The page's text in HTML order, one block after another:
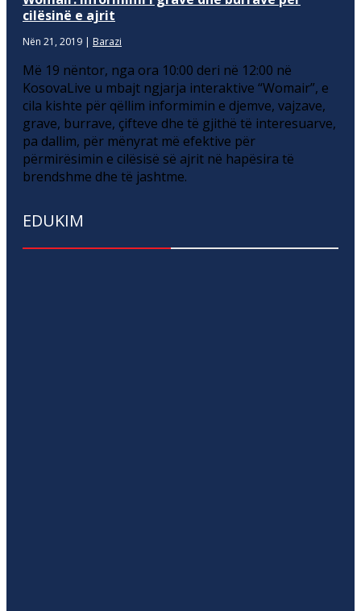
cilësinë e ajrit
Nën 21, 2019 | Barazi
Më 19 nëntor, nga ora 10:00 deri në 12:00 në
KosovaLive u mbajt ngjarja interaktive “Womair”, e
cila kishte për qëllim informimin e djemve, vajzave,
grave, burrave, çifteve dhe të gjithë të interesuarve,
pa dallim, për mënyrat më efektive për
përmirësimin e cilësisë së ajrit në hapësira të
brendshme dhe të jashtme.
EDUKIM